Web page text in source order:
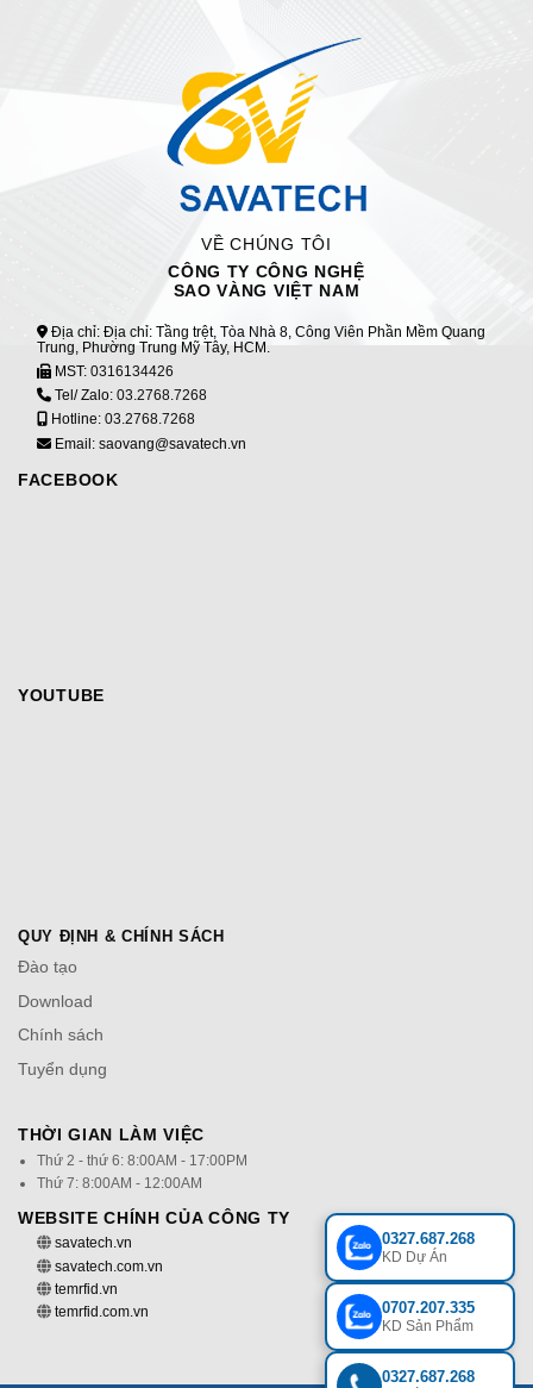
VỀ CHÚNG TÔI
CÔNG TY CÔNG NGHỆ
SAO VÀNG VIỆT NAM
Địa chỉ: Địa chỉ: Tầng trệt, Tòa Nhà 8, Công Viên Phần Mềm Quang
Trung, Phường Trung Mỹ Tây, HCM.
MST: 0316134426
Tel/ Zalo: 03.2768.7268
Hotline: 03.2768.7268
Email: saovang@savatech.vn
FACEBOOK
YOUTUBE
QUY ĐỊNH & CHÍNH SÁCH
Đào tạo
Download
Chính sách
Tuyển dụng
THỜI GIAN LÀM VIỆC
Thứ 2 - thứ 6: 8:00AM - 17:00PM
Thứ 7: 8:00AM - 12:00AM
WEBSITE CHÍNH CỦA CÔNG TY
savatech.vn
savatech.com.vn
temrfid.vn
temrfid.com.vn
0327.687.268
KD Dự Án
0707.207.335
KD Sản Phẩm
0327.687.268